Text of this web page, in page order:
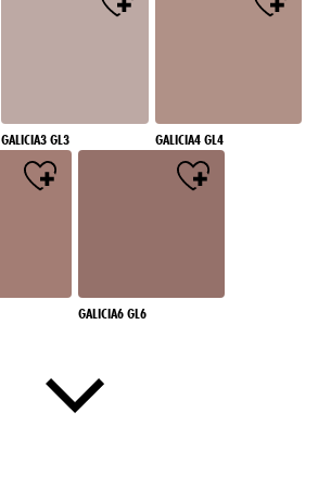
GALICIA3 GL3 GALICIA4 GL4
GALICIA6 GL6